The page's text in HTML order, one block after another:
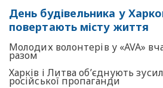
День будівельника у
повертають місту життя
Молодих волонтерів у «AVA»
разом
Харків і Литва об’єднують
російської пропаганди